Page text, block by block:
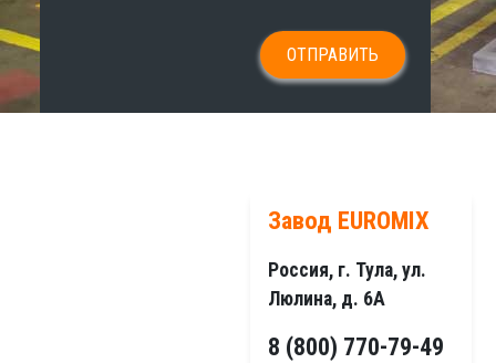
Завод EUROMIX
Россия, г. Тула, ул.
Люлина, д. 6А
8 (800) 770-79-49